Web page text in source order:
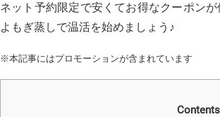
ネット予約限定で安くてお得なクーポン
よもぎ蒸しで温活を始めましょう♪
※本記事にはプロモーションが含まれています
Contents